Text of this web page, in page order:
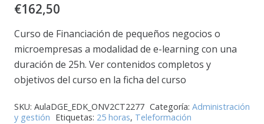
€162,50
Curso de Financiación de pequeños negocios o
microempresas a modalidad de e-learning con una
duración de 25h. Ver contenidos completos y
objetivos del curso en la ficha del curso
SKU: AulaDGE_EDK_ONV2CT2277 Categoría: Administración
y gestión Etiquetas: 25 horas, Teleformación